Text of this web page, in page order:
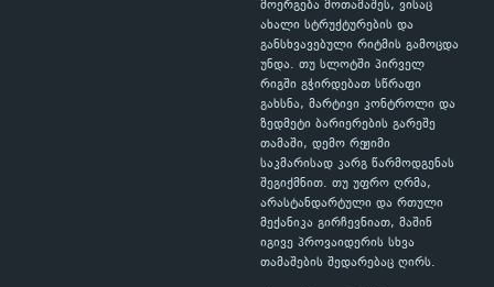
მოერგება მოთამაშეს, ვისაც
ახალი სტრუქტურების და
განსხვავებული რიტმის გამოცდა
უნდა. თუ სლოტში პირველ
რიგში გჭირდებათ სწრაფი
გახსნა, მარტივი კონტროლი და
ზედმეტი ბარიერების გარეშე
თამაში, დემო რეჟიმი
საკმარისად კარგ წარმოდგენას
შეგიქმნით. თუ უფრო ღრმა,
არასტანდარტული და რთული
მექანიკა გირჩევნიათ, მაშინ
იგივე პროვაიდერის სხვა
თამაშების შედარებაც ღირს.